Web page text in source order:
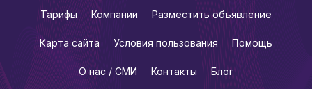
Тарифы Компании Разместить объявление
Карта сайта Условия пользования Помощь
О нас / СМИ Контакты Блог